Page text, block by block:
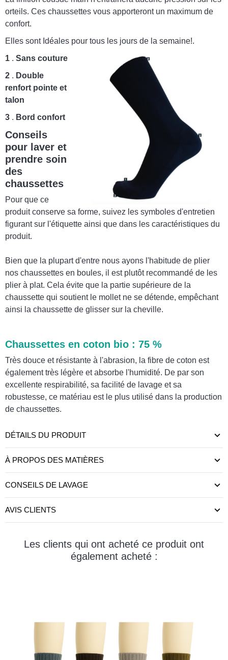
orteils. Ces chaussettes vous apporteront un maximum de
confort.
Elles sont Idéales pour tous les jours de la semaine!.
1 . Sans couture
2 . Double
renfort pointe et
talon
3 . Bord confort
Conseils
pour laver et
prendre soin
des
chaussettes
Pour que ce
produit conserve sa forme, suivez les symboles d'entretien
figurant sur l'étiquette ainsi que dans les caractéristiques du
produit.
Bien que la plupart d'entre nous ayons l'habitude de plier
nos chaussettes en boules, il est plutôt recommandé de les
plier à plat. Cela évite que la partie supérieure de la
chaussette qui soutient le mollet ne se détende, empêchant
ainsi la chaussette de glisser sur la cheville.
Chaussettes en coton bio : 75 %
Très douce et résistante à l'abrasion, la fibre de coton est
également très légère et absorbe l'humidité. De par son
excellente respirabilité, sa facilité de lavage et sa
robustesse, ce matériau est le plus utilisé dans la production
de chaussettes.
DÉTAILS DU PRODUIT
À PROPOS DES MATIÈRES
CONSEILS DE LAVAGE
AVIS CLIENTS
Les clients qui ont acheté ce produit ont
également acheté :